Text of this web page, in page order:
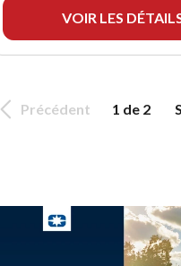
VOIR LES
Précédent 1 de 2